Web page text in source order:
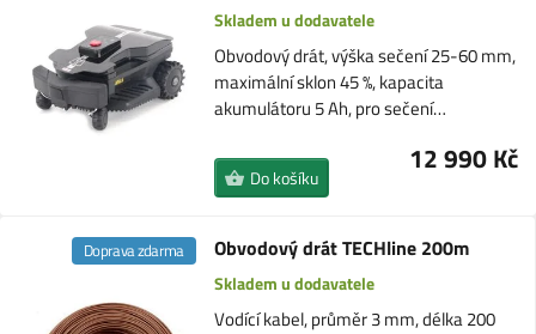
Skladem u dodavatele
Obvodový drát, výška sečení 25-60 mm,
maximální sklon 45 %, kapacita
akumulátoru 5 Ah, pro sečení…
12 990 Kč
Do košíku
Obvodový drát TECHline 200m
Doprava zdarma
Skladem u dodavatele
Vodící kabel, průměr 3 mm, délka 200